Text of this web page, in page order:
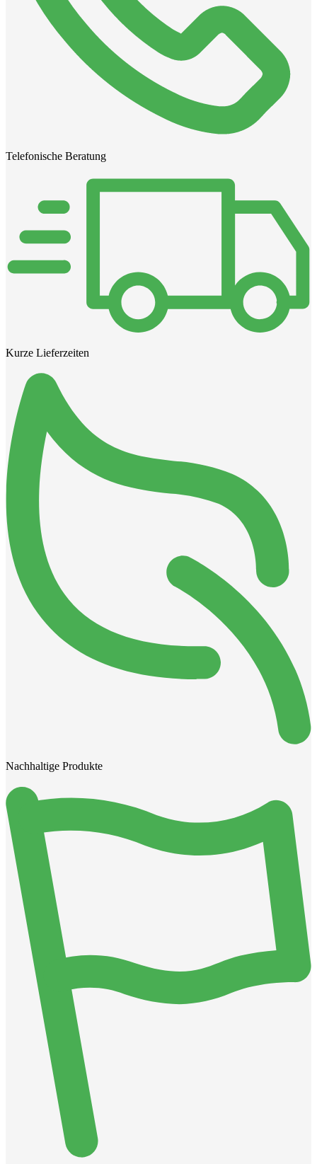
Telefonische Beratung
Kurze Lieferzeiten
Nachhaltige Produkte